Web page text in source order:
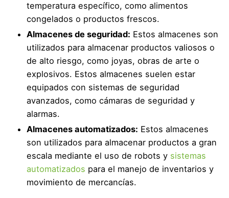
temperatura específico, como alimentos
congelados o productos frescos.
Almacenes de seguridad: Estos almacenes son
utilizados para almacenar productos valiosos o
de alto riesgo, como joyas, obras de arte o
explosivos. Estos almacenes suelen estar
equipados con sistemas de seguridad
avanzados, como cámaras de seguridad y
alarmas.
Almacenes automatizados: Estos almacenes
son utilizados para almacenar productos a gran
escala mediante el uso de robots y sistemas
automatizados para el manejo de inventarios y
movimiento de mercancías.